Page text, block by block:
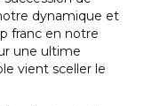
dynamique et
franc en notre
une ultime
vient sceller le